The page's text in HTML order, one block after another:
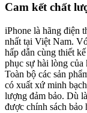
Cam kết chất
iPhone là hãng điện
nhất tại Việt Nam.
hấp dẫn cùng thiết
phục sự hài lòng của
Toàn bộ các sản
có xuất xứ minh
lượng đảm bảo. Dù
được chính sách bảo